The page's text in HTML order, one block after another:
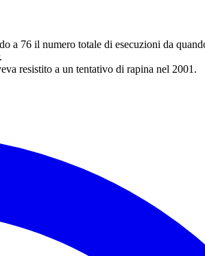
a 76 il numero totale di esecuzioni da
resistito a un tentativo di rapina nel 2001.